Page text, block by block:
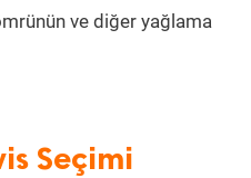
ve diğer yağlama
Seçimi